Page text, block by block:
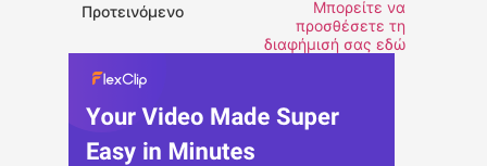
Προτεινόμενο
Μπορείτε να
προσθέσετε τη
διαφήμισή σας εδώ